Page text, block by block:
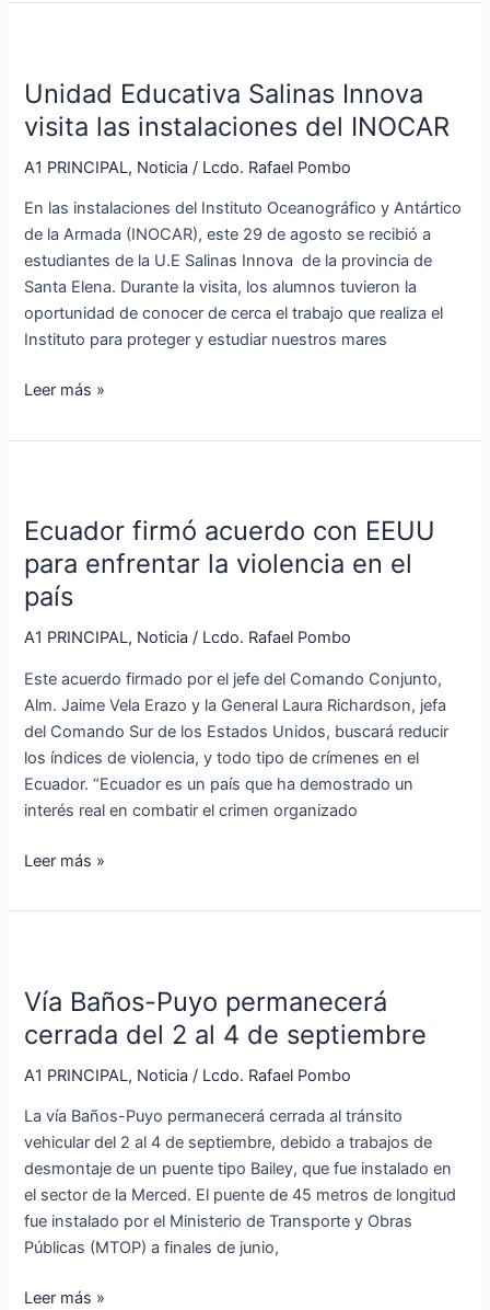
Unidad Educativa Salinas Innova
visita las instalaciones del INOCAR
A1 PRINCIPAL, Noticia / Lcdo. Rafael Pombo
En las instalaciones del Instituto Oceanográfico y Antártico
de la Armada (INOCAR), este 29 de agosto se recibió a
estudiantes de la U.E Salinas Innova de la provincia de
Santa Elena. Durante la visita, los alumnos tuvieron la
oportunidad de conocer de cerca el trabajo que realiza el
Instituto para proteger y estudiar nuestros mares
Salinas
Innova
las
instalaciones
del
INOCAR
Leer más »
Ecuador firmó acuerdo con EEUU
para enfrentar la violencia en el
país
A1 PRINCIPAL, Noticia / Lcdo. Rafael Pombo
Este acuerdo firmado por el jefe del Comando Conjunto,
Alm. Jaime Vela Erazo y la General Laura Richardson, jefa
del Comando Sur de los Estados Unidos, buscará reducir
los índices de violencia, y todo tipo de crímenes en el
Ecuador. “Ecuador es un país que ha demostrado un
interés real en combatir el crimen organizado
acuerdo
con
EEUU
para
enfrentar
violencia
en
el
país
Leer más »
Vía Baños-Puyo permanecerá
cerrada del 2 al 4 de septiembre
A1 PRINCIPAL, Noticia / Lcdo. Rafael Pombo
La vía Baños-Puyo permanecerá cerrada al tránsito
vehicular del 2 al 4 de septiembre, debido a trabajos de
desmontaje de un puente tipo Bailey, que fue instalado en
el sector de la Merced. El puente de 45 metros de longitud
fue instalado por el Ministerio de Transporte y Obras
Públicas (MTOP) a finales de junio,
Puyo
permanecerá
del
2
4
de
septiembre
Leer más »